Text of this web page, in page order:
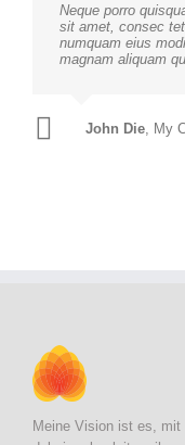
Neque porro
sit amet, consec
numquam eius
magnam aliquam
John Die, My
John Die My
Meine Vision ist es, mit